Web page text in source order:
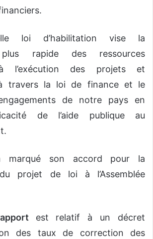
loi d’habilitation vise la
plus rapide des ressources
à l’exécution des projets et
travers la loi de finance et le
de notre pays en
de l’aide publique au
marqué son accord pour la
projet de loi à l’Assemblée
est relatif à un décret
des taux de correction des